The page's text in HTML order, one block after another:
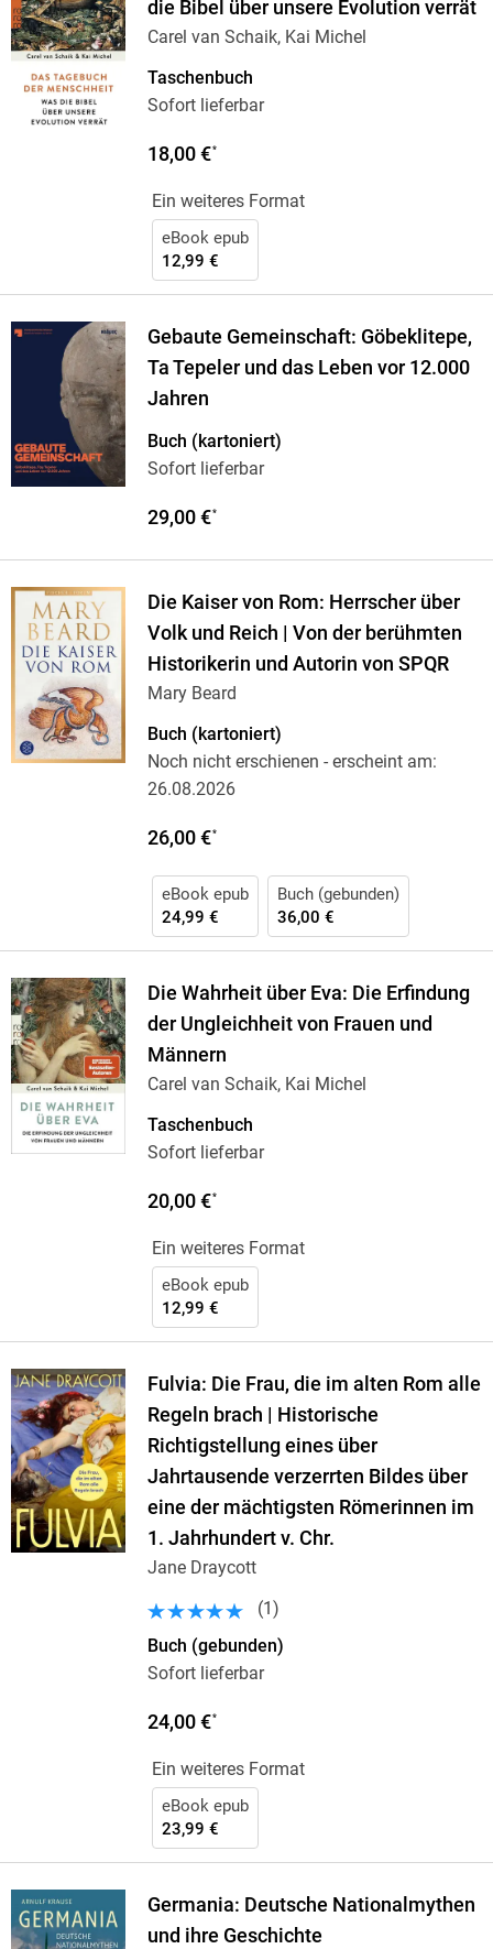
die Bibel über unsere Evolution verrät
Carel van Schaik, Kai Michel
Taschenbuch
Sofort lieferbar
18,00 €*
Ein weiteres Format
eBook epub
12,99 €
Gebaute Gemeinschaft: Göbeklitepe,
Ta Tepeler und das Leben vor 12.000
Jahren
Buch (kartoniert)
Sofort lieferbar
29,00 €*
Die Kaiser von Rom: Herrscher über
Volk und Reich | Von der berühmten
Historikerin und Autorin von SPQR
Mary Beard
Buch (kartoniert)
Noch nicht erschienen - erscheint am:
26.08.2026
26,00 €*
eBook epub
24,99 €
Buch (gebunden)
36,00 €
Die Wahrheit über Eva: Die Erfindung
der Ungleichheit von Frauen und
Männern
Carel van Schaik, Kai Michel
Taschenbuch
Sofort lieferbar
20,00 €*
Ein weiteres Format
eBook epub
12,99 €
Fulvia: Die Frau, die im alten Rom alle
Regeln brach | Historische
Richtigstellung eines über
Jahrtausende verzerrten Bildes über
eine der mächtigsten Römerinnen im
1. Jahrhundert v. Chr.
Jane Draycott
(1 )
Buch (gebunden)
Sofort lieferbar
24,00 €*
Ein weiteres Format
eBook epub
23,99 €
Germania: Deutsche Nationalmythen
und ihre Geschichte